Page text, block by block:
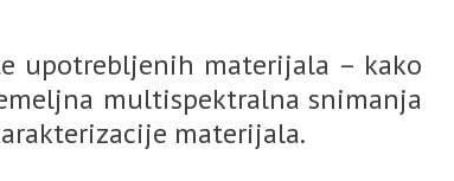
upotrebljenih materijala – kako
multispektralna snimanja
materijala.